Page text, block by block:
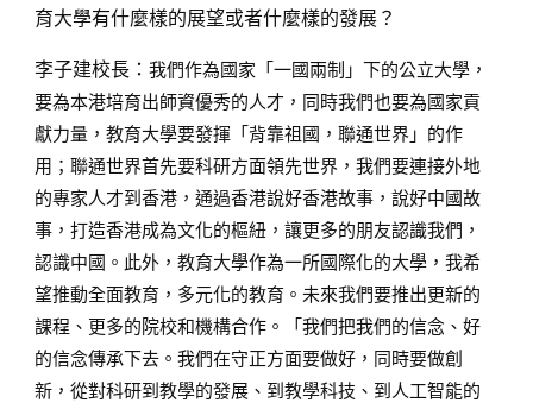
育大學有什麼樣的展望或者什麼樣的發展？
李子建校長：我們作為國家「一國兩制」下的公立大學，
要為本港培育出師資優秀的人才，同時我們也要為國家貢
獻力量，教育大學要發揮「背靠祖國，聯通世界」的作
用；聯通世界首先要科研方面領先世界，我們要連接外地
的專家人才到香港，通過香港說好香港故事，說好中國故
事，打造香港成為文化的樞紐，讓更多的朋友認識我們，
認識中國。此外，教育大學作為一所國際化的大學，我希
望推動全面教育，多元化的教育。未來我們要推出更新的
課程、更多的院校和機構合作。「我們把我們的信念、好
的信念傳承下去。我們在守正方面要做好，同時要做創
新，從對科研到教學的發展、到教學科技、到人工智能的